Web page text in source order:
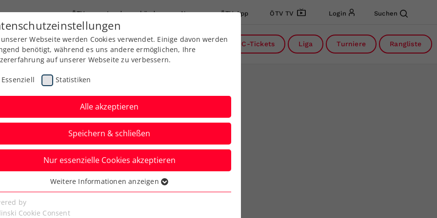
ÖTV Landesverbände News ÖTV App ÖTV TV Login Suchen
Ausbildung Services Über uns Kreise DC-Tickets Liga Turniere Rangliste
in Wimbledon um
Webseite werden Cookies verwendet. Einige davon werden
benötigt, während es uns andere ermöglichen, Ihre
auf unserer Webseite zu verbessern.
Essenziell Statistiken
Alle akzeptieren
Speichern & schließen
Nur essenzielle Cookies akzeptieren
Cookies werden für grundlegende Funktionen der
benötigt. Dadurch ist gewährleistet, dass die Webseite
Weitere Informationen anzeigen
by
Cookie Consent